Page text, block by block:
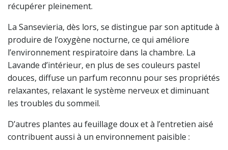
récupérer pleinement.
La Sansevieria, dès lors, se distingue par son aptitude à
produire de l’oxygène nocturne, ce qui améliore
l’environnement respiratoire dans la chambre. La
Lavande d’intérieur, en plus de ses couleurs pastel
douces, diffuse un parfum reconnu pour ses propriétés
relaxantes, relaxant le système nerveux et diminuant
les troubles du sommeil.
D’autres plantes au feuillage doux et à l’entretien aisé
contribuent aussi à un environnement paisible :